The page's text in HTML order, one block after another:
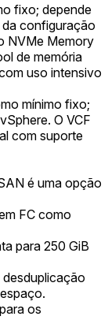
fixo; depende
da configuração
NVMe Memory
de memória
uso intensivo
mínimo fixo;
O VCF
com suporte
é uma opção
FC como
para 250 GiB
os